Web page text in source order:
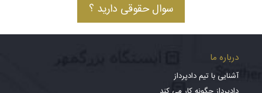
سوال حقوقی دارید ؟
درباره ما
آشنایی با تیم دادپرداز